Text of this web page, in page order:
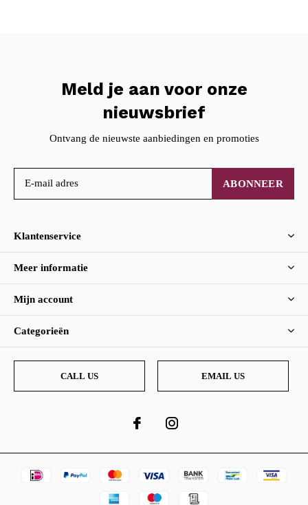
Meld je aan voor onze
nieuwsbrief
Ontvang de nieuwste aanbiedingen en promoties
ABONNEER
Klantenservice
Meer informatie
Mijn account
Categorieën
CALL US EMAIL US